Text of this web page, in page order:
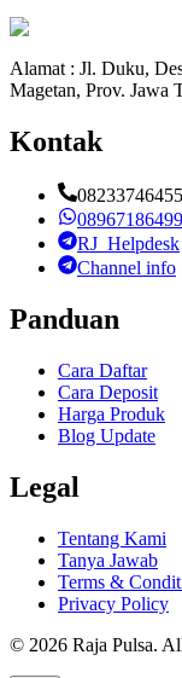
Alamat : Jl. Duku,
Magetan, Prov. Jawa
Kontak
RJ_Helpdesk
Channel info
Panduan
Cara Daftar
Cara Deposit
Harga Produk
Blog Update
Legal
Tentang Kami
Tanya Jawab
Terms &
Privacy Policy
© 2026 Raja Pulsa.